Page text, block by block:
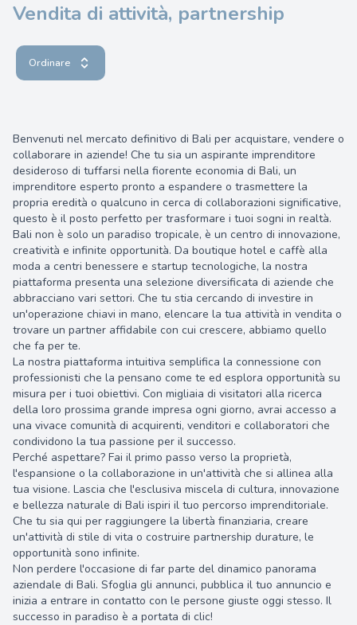
Vendita di attività, partnership
Ordinare
Benvenuti nel mercato definitivo di Bali per acquistare, vendere o
collaborare in aziende! Che tu sia un aspirante imprenditore
desideroso di tuffarsi nella fiorente economia di Bali, un
imprenditore esperto pronto a espandere o trasmettere la
propria eredità o qualcuno in cerca di collaborazioni significative,
questo è il posto perfetto per trasformare i tuoi sogni in realtà.
Bali non è solo un paradiso tropicale, è un centro di innovazione,
creatività e infinite opportunità. Da boutique hotel e caffè alla
moda a centri benessere e startup tecnologiche, la nostra
piattaforma presenta una selezione diversificata di aziende che
abbracciano vari settori. Che tu stia cercando di investire in
un'operazione chiavi in ​​mano, elencare la tua attività in vendita o
trovare un partner affidabile con cui crescere, abbiamo quello
che fa per te.
La nostra piattaforma intuitiva semplifica la connessione con
professionisti che la pensano come te ed esplora opportunità su
misura per i tuoi obiettivi. Con migliaia di visitatori alla ricerca
della loro prossima grande impresa ogni giorno, avrai accesso a
una vivace comunità di acquirenti, venditori e collaboratori che
condividono la tua passione per il successo.
Perché aspettare? Fai il primo passo verso la proprietà,
l'espansione o la collaborazione in un'attività che si allinea alla
tua visione. Lascia che l'esclusiva miscela di cultura, innovazione
e bellezza naturale di Bali ispiri il tuo percorso imprenditoriale.
Che tu sia qui per raggiungere la libertà finanziaria, creare
un'attività di stile di vita o costruire partnership durature, le
opportunità sono infinite.
Non perdere l'occasione di far parte del dinamico panorama
aziendale di Bali. Sfoglia gli annunci, pubblica il tuo annuncio e
inizia a entrare in contatto con le persone giuste oggi stesso. Il
successo in paradiso è a portata di clic!